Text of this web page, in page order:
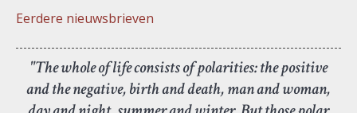
Eerdere nieuwsbrieven
"The whole of life consists of polarities: the positive
and the negative, birth and death, man and woman,